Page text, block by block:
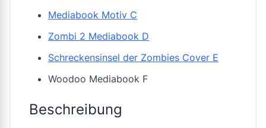
Mediabook Motiv C
Zombi 2 Mediabook D
Schreckensinsel der Zombies Cover E
Woodoo Mediabook F
Beschreibung